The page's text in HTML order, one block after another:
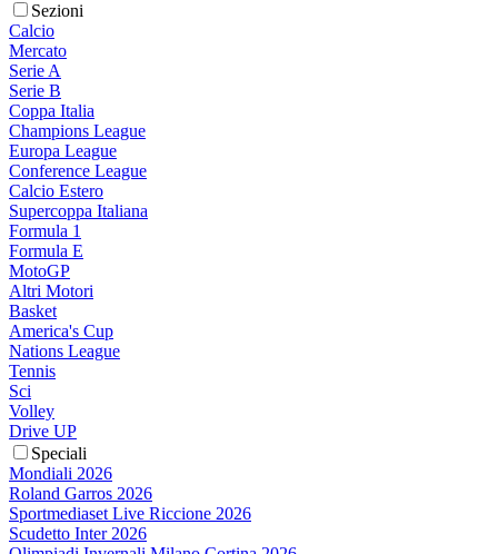
Sezioni
Calcio
Mercato
Serie A
Serie B
Coppa Italia
Champions League
Europa League
Conference League
Calcio Estero
Supercoppa Italiana
Formula 1
Formula E
MotoGP
Altri Motori
Basket
America's Cup
Nations League
Tennis
Sci
Volley
Drive UP
Speciali
Mondiali 2026
Roland Garros 2026
Sportmediaset Live Riccione 2026
Scudetto Inter 2026